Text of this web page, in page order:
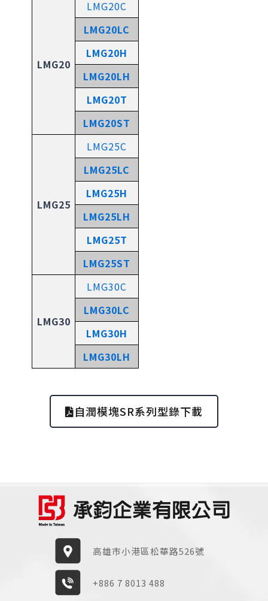
LMG20
LMG20C
LMG20LC
LMG20H
LMG20LH
LMG20T
LMG20ST
LMG25
LMG25C
LMG25LC
LMG25H
LMG25LH
LMG25T
LMG25ST
LMG30
LMG30C
LMG30LC
LMG30H
LMG30LH
自潤模塊SR系列型錄下載
高雄市小港區松華路526號
+886 7 8013 488